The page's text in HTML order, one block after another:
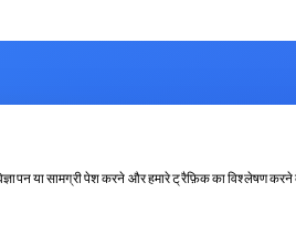
हमसे संपर्क करें और अपने लिए खास प्लान
या सामग्री पेश करने और हमारे ट्रैफ़िक का विश्लेषण